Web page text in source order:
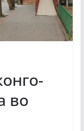
во